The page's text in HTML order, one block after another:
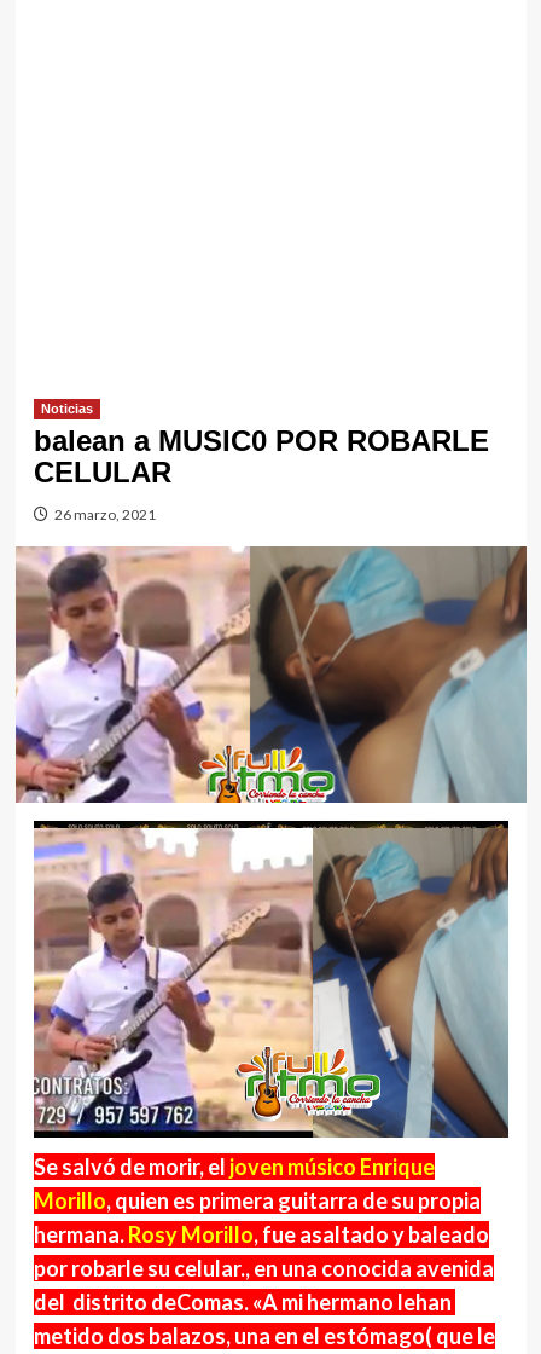
Noticias
balean a MUSIC0 POR ROBARLE
CELULAR
26 marzo, 2021
Se salvó de morir, el joven músico Enrique
Morillo, quien es primera guitarra de su propia
hermana.Rosy Morillo, fue asaltado y baleado
por robarle su celular., en una conocida avenida
del distrito deComas. «A mi hermano lehan
metido dos balazos, una en el estómago( que le